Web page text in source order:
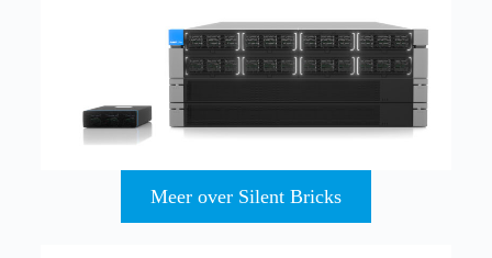
Meer over Silent Bricks